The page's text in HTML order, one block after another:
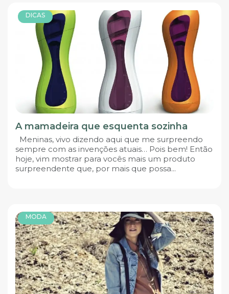
DICAS
A mamadeira que esquenta sozinha
Meninas, vivo dizendo aqui que me surpreendo
sempre com as invenções atuais… Pois bem! Então
hoje, vim mostrar para vocês mais um produto
surpreendente que, por mais que possa...
MODA